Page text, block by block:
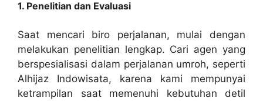
1. Penelitian dan Evaluasi
Saat mencari biro perjalanan, mulai dengan
melakukan penelitian lengkap. Cari agen yang
berspesialisasi dalam perjalanan umroh, seperti
Alhijaz Indowisata, karena kami mempunyai
ketrampilan saat memenuhi kebutuhan detil